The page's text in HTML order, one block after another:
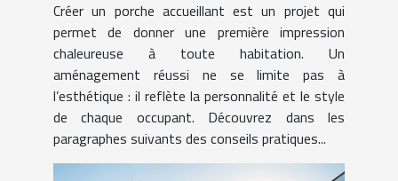
Créer un porche accueillant est un projet qui
permet de donner une première impression
chaleureuse à toute habitation. Un
aménagement réussi ne se limite pas à
l’esthétique : il reflète la personnalité et le style
de chaque occupant. Découvrez dans les
paragraphes suivants des conseils pratiques...